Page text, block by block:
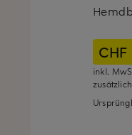
CHF
inkl.